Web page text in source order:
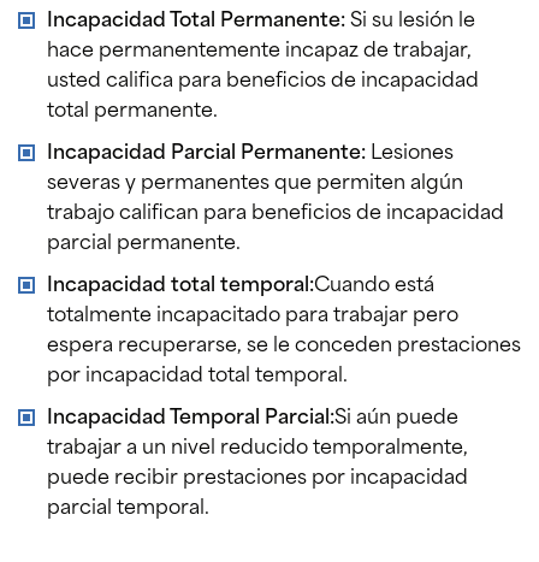
Incapacidad Total Permanente:Si su lesión le
hace permanentemente incapaz de trabajar,
usted califica para beneficios de incapacidad
total permanente.
Incapacidad Parcial Permanente:Lesiones
severas y permanentes que permiten algún
trabajo califican para beneficios de incapacidad
parcial permanente.
Incapacidad total temporal:Cuando está
totalmente incapacitado para trabajar pero
espera recuperarse, se le conceden prestaciones
por incapacidad total temporal.
Incapacidad Temporal Parcial:Si aún puede
trabajar a un nivel reducido temporalmente,
puede recibir prestaciones por incapacidad
parcial temporal.